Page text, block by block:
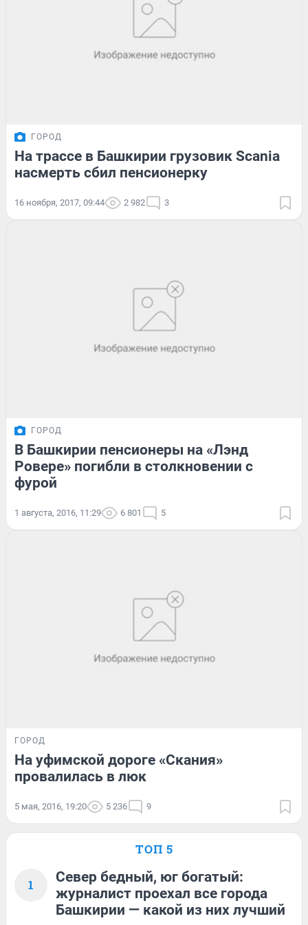
ГОРОД
На трассе в Башкирии грузовик Scania
насмерть сбил пенсионерку
16 ноября, 2017, 09:44 2 982 3
ГОРОД
В Башкирии пенсионеры на «Лэнд
Ровере» погибли в столкновении с
фурой
1 августа, 2016, 11:29 6 801 5
ГОРОД
На уфимской дороге «Скания»
провалилась в люк
5 мая, 2016, 19:20 5 236 9
ТОП 5
1
Север бедный, юг богатый:
журналист проехал все города
Башкирии — какой из них лучший